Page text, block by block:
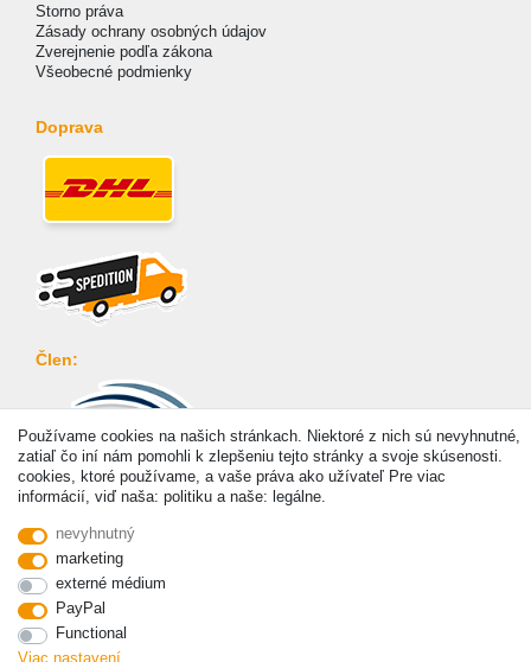
Storno práva
Zásady ochrany osobných údajov
Zverejnenie podľa zákona
Všeobecné podmienky
Doprava
Člen:
Platba
© Copyright 2026 | Všetky práva vyhradené. - Prices incl. VAT. 19% VAT Basic prices see
article detail | * Applies to deliveries to the UK!
Používame cookies na našich stránkach. Niektoré z nich sú nevyhnutné,
zatiaľ čo iní nám pomohli k zlepšeniu tejto stránky a svoje skúsenosti.
cookies, ktoré používame, a vaše práva ako užívateľ Pre viac
informácií, viď naša: politiku a naše: legálne.
nevyhnutný
marketing
externé médium
PayPal
Functional
Viac nastavení